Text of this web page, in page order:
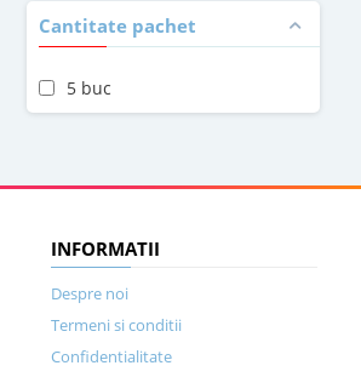
Cantitate pachet
5 buc
INFORMATII
Despre noi
Termeni si conditii
Confidentialitate